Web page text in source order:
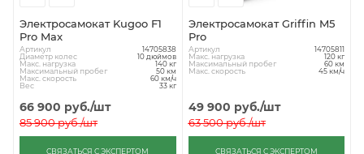
Электросамокат Kugoo F1
Pro Max
Артикул 14705838
Диаметр колес 10 дюймов
Макс. нагрузка 140 кг
Максимальный пробег 50 км
Макс. скорость 60 км/ч
Вес 33 кг
66 900 руб./шт
85 900руб./шт
СВЯЗАТЬСЯ С ЭКСПЕРТОМ
Электросамокат Griffin M5
Pro
Артикул 14705811
Макс. нагрузка 120 кг
Максимальный пробег 60 км
Макс. скорость 45 км/ч
49 900 руб./шт
63 500руб./шт
СВЯЗАТЬСЯ С ЭКСПЕРТОМ